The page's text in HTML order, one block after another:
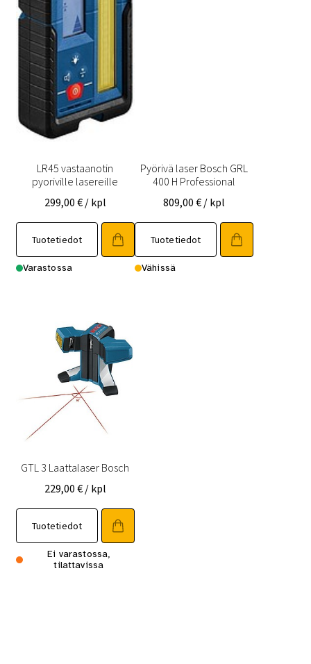
LR45 vastaanotin
pyoriville lasereille
299,00 € / kpl
Tuotetiedot
Varastossa
Pyörivä laser Bosch GRL
400 H Professional
809,00€ / kpl
Tuotetiedot
Vähissä
GTL 3 Laattalaser Bosch
229,00 € / kpl
Tuotetiedot
Ei varastossa,
tilattavissa